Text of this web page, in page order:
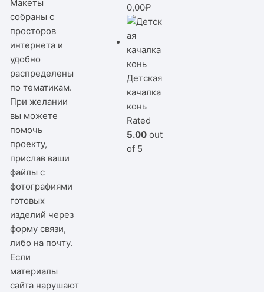
Макеты
собраны с
просторов
интернета и
удобно
распределены
по тематикам.
При желании
вы можете
помочь
проекту,
прислав ваши
файлы с
фотографиями
готовых
изделий через
форму связи,
либо на почту.
Если
материалы
сайта нарушают
0,00₽
Детская
качалка
конь
Rated
5.00 out
of 5